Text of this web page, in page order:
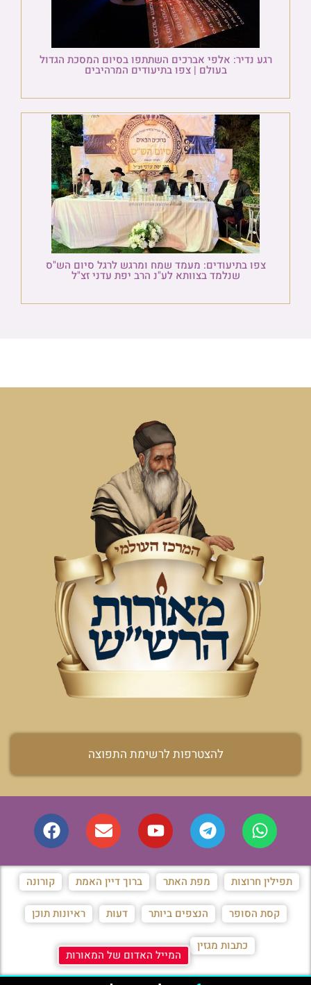
רגע נדיר: אלפי אברכים השתתפו בסיום המסכת הגדול
בעולם | צפו בתיעודים המרהיבים
צפו בתיעודים: מעמד שמח ומרגש לרגל סיום הש"ס
שנלמד בצוותא לע"נ הרב יפת עדני זצ"ל
להצטרפות לרשימת התפוצה
תפילין חרוצות מפת האתר ברוך דיין האמת קורונה
קסת הסופר הנצפים ביותר דעות ראיונות תוכן
כתבות מגזין
המייל האדום של המאורות